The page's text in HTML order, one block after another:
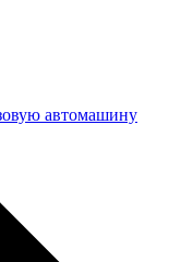
автомашину